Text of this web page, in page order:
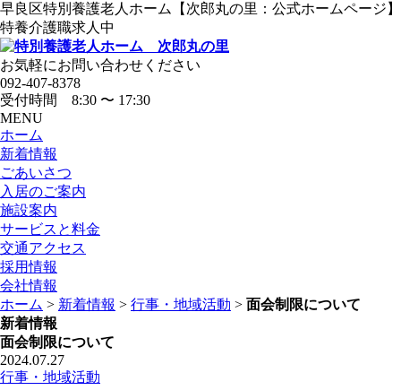
早良区特別養護老人ホーム【次郎丸の里：公式ホームページ】
特養介護職求人中
お気軽にお問い合わせください
092-407-8378
受付時間 8:30 〜 17:30
MENU
ホーム
新着情報
ごあいさつ
入居のご案内
施設案内
サービスと料金
交通アクセス
採用情報
会社情報
ホーム > 新着情報 > 行事・地域活動 > 面会制限について
新着情報
面会制限について
2024.07.27
行事・地域活動